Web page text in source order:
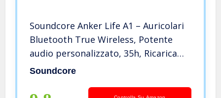
Soundcore Anker Life A1 – Auricolari
Bluetooth True Wireless, Potente
audio personalizzato, 35h, Ricarica
wireless, Ricarica rapida USB-C,
Soundcore